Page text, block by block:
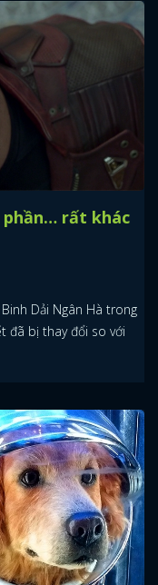
phần… rất khác
Dải Ngân Hà trong
đã bị thay đổi so với